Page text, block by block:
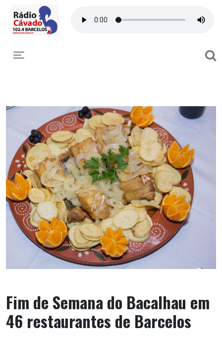
Toggle navigation
Fim de Semana do Bacalhau em
46 restaurantes de Barcelos